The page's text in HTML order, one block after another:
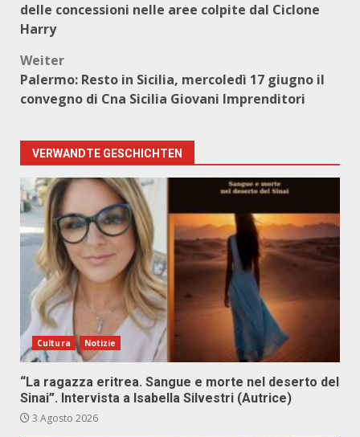
delle concessioni nelle aree colpite dal Ciclone
Harry
Weiter
Palermo: Resto in Sicilia, mercoledì 17 giugno il
convegno di Cna Sicilia Giovani Imprenditori
VERWANDTE GESCHICHTEN
Cultura Notizie
“La ragazza eritrea. Sangue e morte nel deserto del
Sinai”. Intervista a Isabella Silvestri (Autrice)
3 Agosto 2026